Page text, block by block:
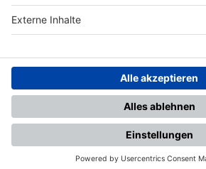
Nutzungsbedingungen Datenschutz